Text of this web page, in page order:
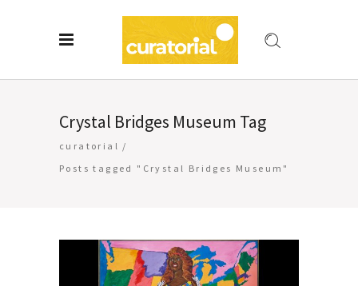
Crystal Bridges Museum Tag
curatorial /
Posts tagged "Crystal Bridges Museum"